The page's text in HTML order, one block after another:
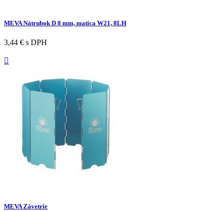
MEVA Nátrubok D 8 mm, matica W21, 8LH
3,44 € s DPH

MEVA Závetrie